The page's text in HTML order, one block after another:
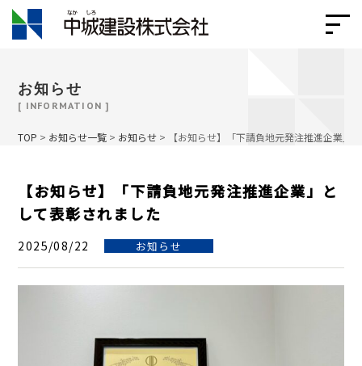
お知らせ
[ INFORMATION ]
TOP > お知らせ一覧 > お知らせ > 【お知らせ】「下請負地元発注推進企業」
【お知らせ】「下請負地元発注推進企業」と
して表彰されました
2025/08/22 お知らせ